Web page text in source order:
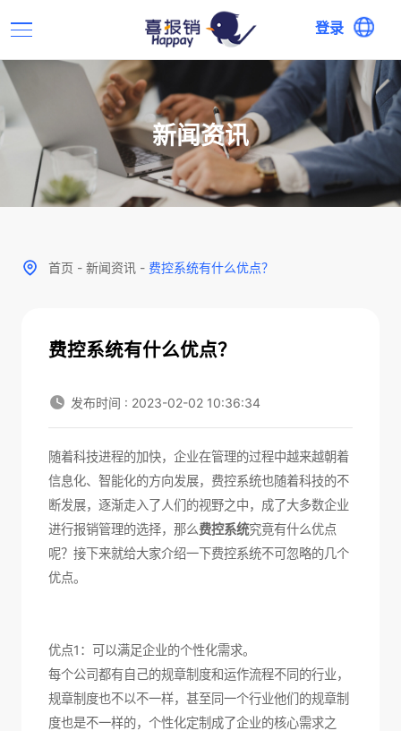
登录
新闻资讯
首页 - 新闻资讯 - 费控系统有什么优点？
费控系统有什么优点？
发布时间 : 2023-02-02 10:36:34
随着科技进程的加快，企业在管理的过程中越来越朝着
信息化、智能化的方向发展，费控系统也随着科技的不
断发展，逐渐走入了人们的视野之中，成了大多数企业
进行报销管理的选择，那么费控系统究竟有什么优点
呢？接下来就给大家介绍一下费控系统不可忽略的几个
优点。
优点1：可以满足企业的个性化需求。
每个公司都有自己的规章制度和运作流程不同的行业，
规章制度也不以不一样，甚至同一个行业他们的规章制
度也是不一样的，个性化定制成了企业的核心需求之